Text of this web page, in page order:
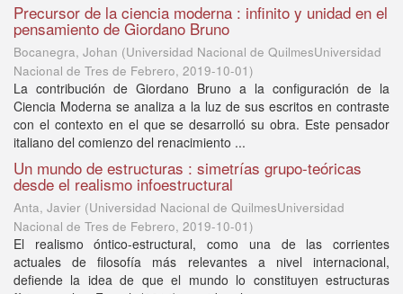
Precursor de la ciencia moderna : infinito y unidad en el
pensamiento de Giordano Bruno
Bocanegra, Johan (Universidad Nacional de QuilmesUniversidad
Nacional de Tres de Febrero, 2019-10-01)
La contribución de Giordano Bruno a la configuración de la
Ciencia Moderna se analiza a la luz de sus escritos en contraste
con el contexto en el que se desarrolló su obra. Este pensador
italiano del comienzo del renacimiento ...
Un mundo de estructuras : simetrías grupo-teóricas
desde el realismo infoestructural
Anta, Javier (Universidad Nacional de QuilmesUniversidad
Nacional de Tres de Febrero, 2019-10-01)
El realismo óntico-estructural, como una de las corrientes
actuales de filosofía más relevantes a nivel internacional,
defiende la idea de que el mundo lo constituyen estructuras